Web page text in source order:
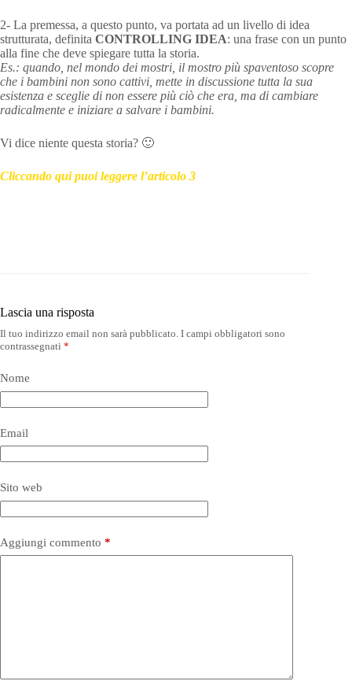
2- La premessa, a questo punto, va portata ad un livello di idea
strutturata, definita CONTROLLING IDEA: una frase con un punto
alla fine che deve spiegare tutta la storia.
Es.: quando, nel mondo dei mostri, il mostro più spaventoso scopre
che i bambini non sono cattivi, mette in discussione tutta la sua
esistenza e sceglie di non essere più ciò che era, ma di cambiare
radicalmente e iniziare a salvare i bambini.
Vi dice niente questa storia? 🙂
Cliccando qui puoi leggere l’articolo 3
Lascia una risposta
Il tuo indirizzo email non sarà pubblicato. I campi obbligatori sono
contrassegnati *
Nome
Email
Sito web
Aggiungi commento *